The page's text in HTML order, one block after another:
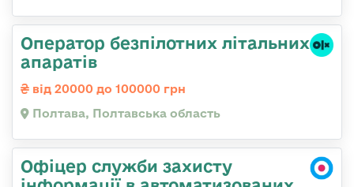
Оператор безпілотних літальних
апаратів
від 20000 до 100000 грн
Полтава, Полтавська область
Офіцер служби захисту